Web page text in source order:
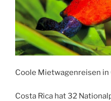
Coole Mietwagenreisen in
Costa Rica hat 32